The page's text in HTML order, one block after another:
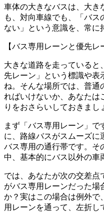
車体の大きなバスは、大き
も、対向車線でも、「バ
ない」という意識を、常に
【バス専用レーンと優先レ
大きな道路を走っていると
先レーン」という標識や表
ね。そんな場所では、普通
ればいけないか、あなた
りをおさらいしておきまし
まず「バス専用レーン」
に、路線バスがスムーズに
バス専用の通行帯です。そ
中、基本的にバス以外の車
では、あなたが次の交差点
がバス専用レーンだった場
か？実はこの場合は例外で
用レーンを通って、左折し